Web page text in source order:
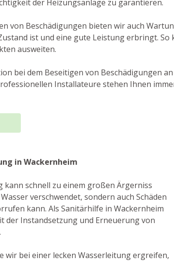
der Heizungsanlage zu garantieren.
von Beschädigungen bieten wir auch
ist und eine gute Leistung erbringt.
ausweiten.
bei dem Beseitigen von Beschädigungen
Installateure stehen Ihnen
in Wackernheim
kann schnell zu einem großen Ärgerniss
verschwendet, sondern auch Schäden
kann. Als Sanitärhilfe in Wackernheim
der Instandsetzung und Erneuerung von
wir bei einer lecken Wasserleitung ergreifen,